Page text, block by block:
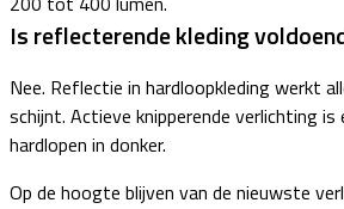
Is reflecterende kleding
Nee. Reflectie in hardloopkleding werkt
schijnt. Actieve knipperende verlichting is
hardlopen in donker.
Op de hoogte blijven van de nieuwste